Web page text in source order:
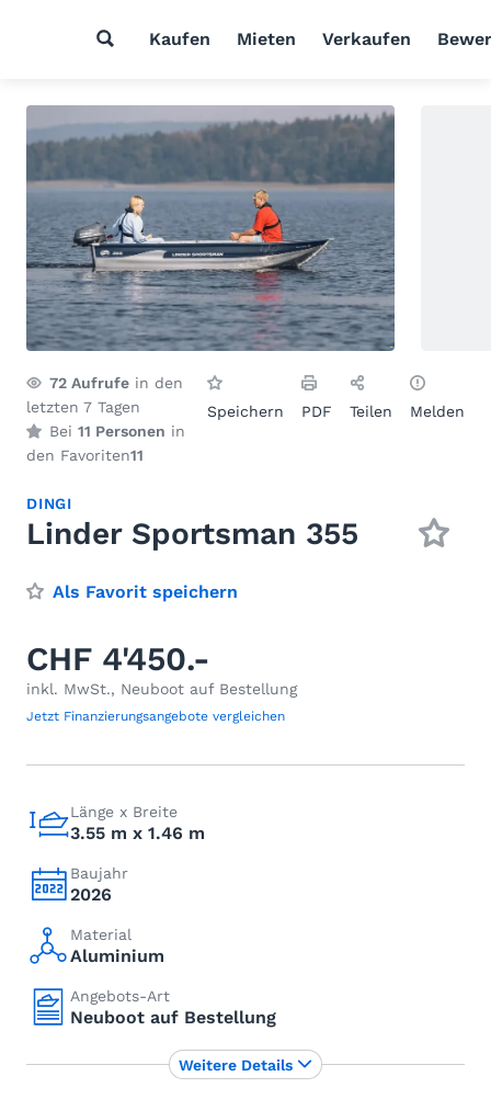
Kaufen Mieten Verkaufen
72 Aufrufe in den
letzten 7 Tagen
Bei 11 Personen in
den Favoriten11
Speichern PDF Teilen Melden
DINGI
Linder Sportsman 355
Als Favorit speichern
CHF 4'450.-
inkl. MwSt., Neuboot auf Bestellung
Jetzt Finanzierungsangebote vergleichen
Länge x Breite
3.55 m x 1.46 m
Baujahr
2026
Material
Aluminium
Angebots-Art
Neuboot auf Bestellung
Weitere Details